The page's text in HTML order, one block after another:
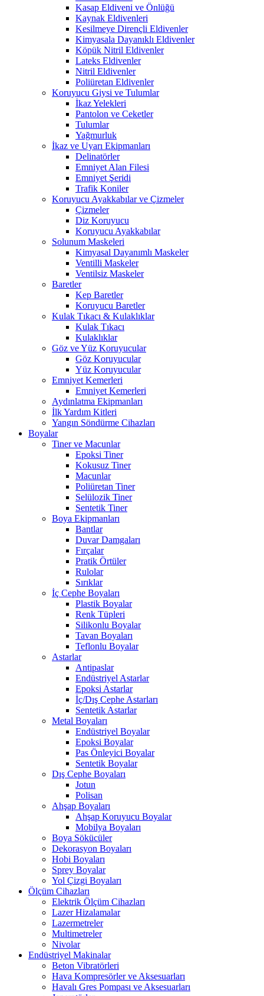
Kasap Eldiveni ve Önlüğü
Kaynak Eldivenleri
Kesilmeye Dirençli Eldivenler
Kimyasala Dayanıklı Eldivenler
Köpük Nitril Eldivenler
Lateks Eldivenler
Nitril Eldivenler
Poliüretan Eldivenler
Koruyucu Giysi ve Tulumlar
İkaz Yelekleri
Pantolon ve Ceketler
Tulumlar
Yağmurluk
İkaz ve Uyarı Ekipmanları
Delinatörler
Emniyet Alan Filesi
Emniyet Şeridi
Trafik Koniler
Koruyucu Ayakkabılar ve Çizmeler
Çizmeler
Diz Koruyucu
Koruyucu Ayakkabılar
Solunum Maskeleri
Kimyasal Dayanımlı Maskeler
Ventilli Maskeler
Ventilsiz Maskeler
Baretler
Kep Baretler
Koruyucu Baretler
Kulak Tıkacı & Kulaklıklar
Kulak Tıkacı
Kulaklıklar
Göz ve Yüz Koruyucular
Göz Koruyucular
Yüz Koruyucular
Emniyet Kemerleri
Emniyet Kemerleri
Aydınlatma Ekipmanları
İlk Yardım Kitleri
Yangın Söndürme Cihazları
Boyalar
Tiner ve Macunlar
Epoksi Tiner
Kokusuz Tiner
Macunlar
Poliüretan Tiner
Selülozik Tiner
Sentetik Tiner
Boya Ekipmanları
Bantlar
Duvar Damgaları
Fırçalar
Pratik Örtüler
Rulolar
Sırıklar
İç Cephe Boyaları
Plastik Boyalar
Renk Tüpleri
Silikonlu Boyalar
Tavan Boyaları
Teflonlu Boyalar
Astarlar
Antipaslar
Endüstriyel Astarlar
Epoksi Astarlar
İç/Dış Cephe Astarları
Sentetik Astarlar
Metal Boyaları
Endüstriyel Boyalar
Epoksi Boyalar
Pas Önleyici Boyalar
Sentetik Boyalar
Dış Cephe Boyaları
Jotun
Polisan
Ahşap Boyaları
Ahşap Koruyucu Boyalar
Mobilya Boyaları
Boya Sökücüler
Dekorasyon Boyaları
Hobi Boyaları
Sprey Boyalar
Yol Çizgi Boyaları
Ölçüm Cihazları
Elektrik Ölçüm Cihazları
Lazer Hizalamalar
Lazermetreler
Multimetreler
Nivolar
Endüstriyel Makinalar
Beton Vibratörleri
Hava Kompresörler ve Aksesuarları
Havalı Gres Pompası ve Aksesuarları